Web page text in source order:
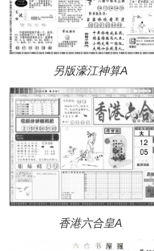
另版濠江神算A
香港六合皇A